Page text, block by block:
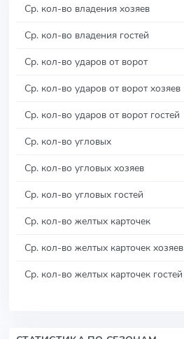
Ср. кол-во владения хозяев
Ср. кол-во владения гостей
Ср. кол-во ударов от ворот
Ср. кол-во ударов от ворот хозяев
Ср. кол-во ударов от ворот гостей
Ср. кол-во угловых
Ср. кол-во угловых хозяев
Ср. кол-во угловых гостей
Ср. кол-во желтых карточек
Ср. кол-во желтых карточек хозяев
Ср. кол-во желтых карточек гостей